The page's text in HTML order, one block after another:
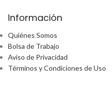
Información
Quiénes Somos
Bolsa de Trabajo
Aviso de Privacidad
Términos y Condiciones de Uso